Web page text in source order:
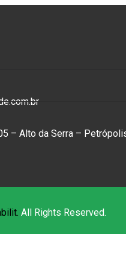
– Alto da Serra –
All Rights Reserved.